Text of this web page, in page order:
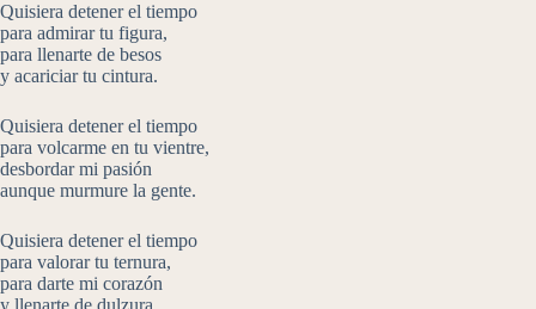
Quisiera detener el tiempo
para admirar tu figura,
para llenarte de besos
y acariciar tu cintura.
Quisiera detener el tiempo
para volcarme en tu vientre,
desbordar mi pasión
aunque murmure la gente.
Quisiera detener el tiempo
para valorar tu ternura,
para darte mi corazón